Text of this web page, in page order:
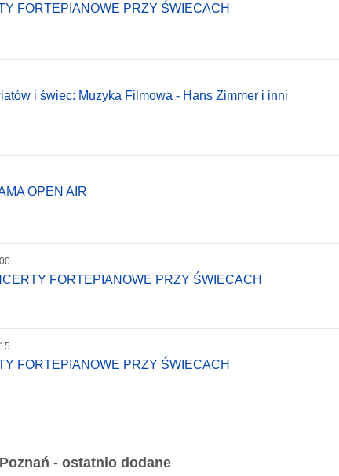
FORTEPIANOWE PRZY ŚWIECACH
i świec: Muzyka Filmowa - Hans Zimmer i inni
OPEN AIR
FORTEPIANOWE PRZY ŚWIECACH
FORTEPIANOWE PRZY ŚWIECACH
- ostatnio dodane